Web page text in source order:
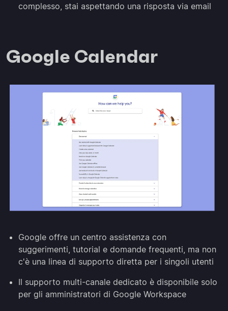
complesso, stai aspettando una risposta via email
Google Calendar
Google offre un centro assistenza con
suggerimenti, tutorial e domande frequenti, ma non
c'è una linea di supporto diretta per i singoli utenti
Il supporto multi-canale dedicato è disponibile solo
per gli amministratori di Google Workspace